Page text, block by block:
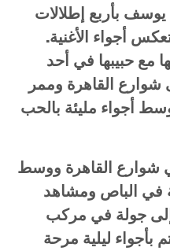
بأربع إطلالات
أجواء الأغنية.
مع حبيبها في أحد
شوارع القاهرة وممر
أجواء مليئة بالحب
شوارع القاهرة ووسط
في الباص ومشاهد
جولة في مركب
بأجواء ليلية مرحة